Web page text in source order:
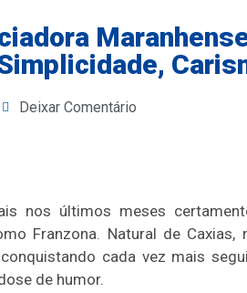
Deixar Comentário
nos últimos meses
Franzona. Natural de
cada vez mais
de humor.